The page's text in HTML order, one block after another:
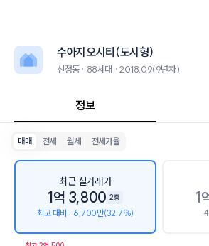
신정동 수아지오시티(도시형)
수아지오시티(도시형)는 신정동에 위치한 88
인근 학군으로는 신정초등학교, 월평중학교,
최고 25층, 용적률 1032%, 건폐율 66%의 단
교육 시설로는 청담아이가르텐울산학원
수아지오시티(도시형)
신정동 · 88세대 · 2018.09(9년차)
정보
매매 전세 월세 전세가율
최근 실거래가
1억 3,800 2층
최고 대비 -6,700만(32.7%)
1